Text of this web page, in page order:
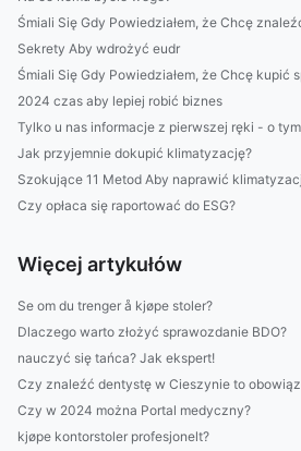
Śmiali Się Gdy Powiedziałem, że Chcę
Sekrety Aby wdrożyć eudr
Śmiali Się Gdy Powiedziałem, że Chcę kupić
2024 czas aby lepiej robić biznes
Tylko u nas informacje z pierwszej ręki - o
Jak przyjemnie dokupić klimatyzację?
Szokujące 11 Metod Aby naprawić
Czy opłaca się raportować do ESG?
Więcej artykułów
Se om du trenger å kjøpe stoler?
Dlaczego warto złożyć sprawozdanie BDO?
nauczyć się tańca? Jak ekspert!
Czy znaleźć dentystę w Cieszynie to
Czy w 2024 można Portal medyczny?
kjøpe kontorstoler profesjonelt?